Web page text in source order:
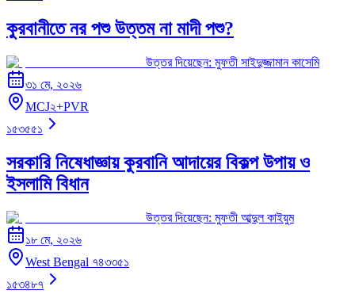
কুরবানীতে নর পশু উত্তম না মাদী পশু?
উত্তর দিয়েছেন: মুফতী সাইদুজ্জামান কাসেমি
৩১ মে, ২০২৬
MCJ২+PVR
১৫৩৫৫১
সরকারি নিষেধাজ্ঞায় কুরবানি আদায়ের বিকল্প উপায় ও
ইসলামি বিধান
উত্তর দিয়েছেন: মুফতী আব্দুল কাইয়ুম
১৮ মে, ২০২৬
West Bengal ৭৪৩৩৫১
১৫৩৪৮৭